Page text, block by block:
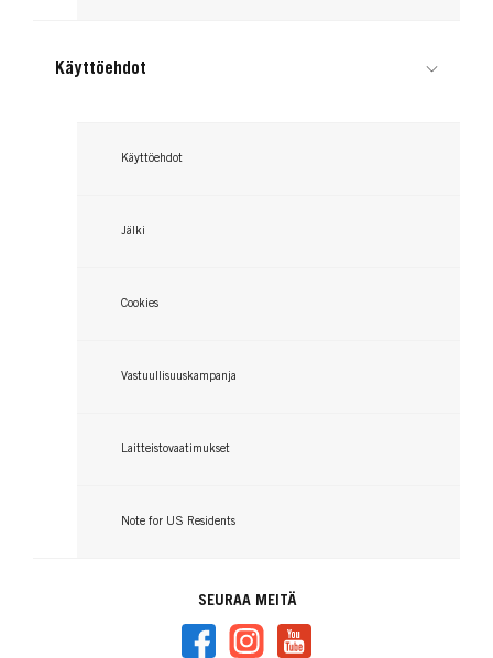
Käyttöehdot
Käyttöehdot
Jälki
Cookies
Vastuullisuuskampanja
Laitteistovaatimukset
Note for US Residents
SEURAA MEITÄ